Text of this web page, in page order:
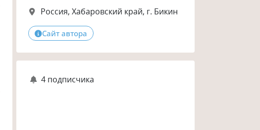
Россия, Хабаровский край, г. Бикин
Сайт автора
4 подписчика